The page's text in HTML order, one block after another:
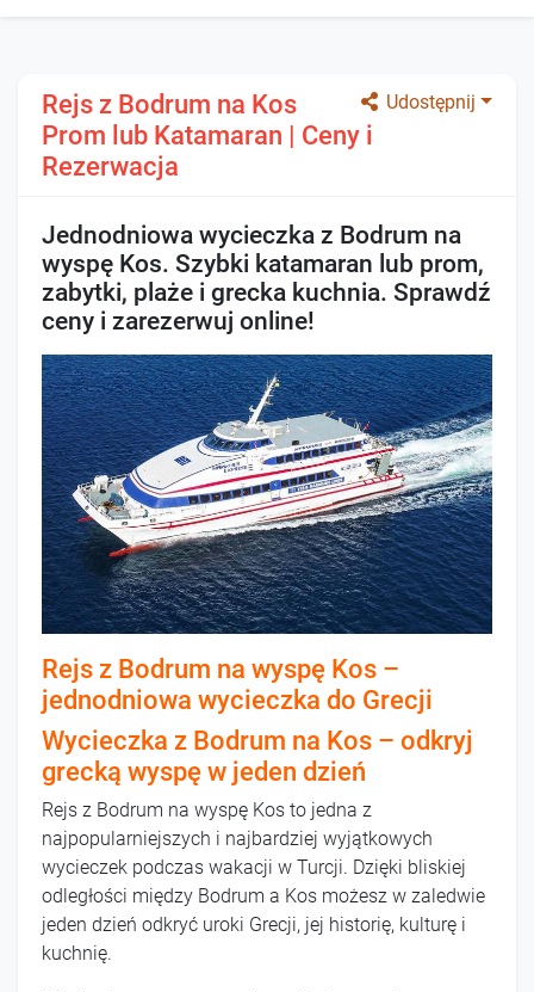
Udostępnij
Rejs z Bodrum na Kos
Prom lub Katamaran | Ceny i
Rezerwacja
Jednodniowa wycieczka z Bodrum na
wyspę Kos. Szybki katamaran lub prom,
zabytki, plaże i grecka kuchnia. Sprawdź
ceny i zarezerwuj online!
Rejs z Bodrum na wyspę Kos –
jednodniowa wycieczka do Grecji
Wycieczka z Bodrum na Kos – odkryj
grecką wyspę w jeden dzień
Rejs z Bodrum na wyspę Kos to jedna z
najpopularniejszych i najbardziej wyjątkowych
wycieczek podczas wakacji w Turcji. Dzięki bliskiej
odległości między Bodrum a Kos możesz w zaledwie
jeden dzień odkryć uroki Grecji, jej historię, kulturę i
kuchnię.